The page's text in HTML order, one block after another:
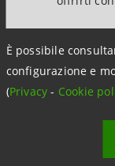
È possibile
configurazione e
(Privacy- Cookie
professionisti
oltre l'ovvio e
La modalità